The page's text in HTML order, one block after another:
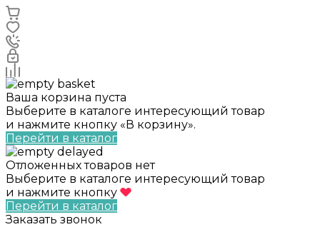
Ваша корзина пуста
Выберите в каталоге интересующий товар
и нажмите кнопку «В корзину».
Перейти в каталог
Отложенных товаров нет
Выберите в каталоге интересующий товар
и нажмите кнопку
Перейти в каталог
Заказать звонок